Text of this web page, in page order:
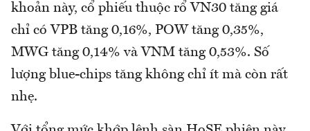
khoản này, cổ phiếu thuộc rổ VN30 tăng giá
chỉ có VPB tăng 0,16%, POW tăng 0,35%,
MWG tăng 0,14% và VNM tăng 0,53%. Số
lượng blue-chips tăng không chỉ ít mà còn rất
nhẹ.